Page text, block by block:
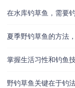
在水库钓草鱼，需要
夏季野钓草鱼的方法
掌握生活习性和钓鱼
野钓草鱼关键在于钓